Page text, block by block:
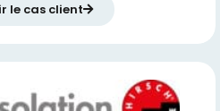
le cas client